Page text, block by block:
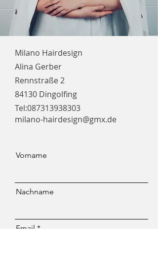
Milano Hairdesign
Alina Gerber
Rennstraße 2
84130 Dingolfing
Tel:087313938303
milano-hairdesign@gmx.de
Vorname
Nachname
Email